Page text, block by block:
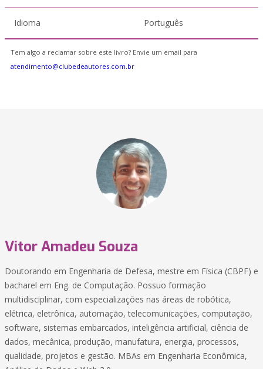
Idioma Português
Tem algo a reclamar sobre este livro? Envie um email para
atendimento@clubedeautores.com.br
Vitor Amadeu Souza
Doutorando em Engenharia de Defesa, mestre em Física (CBPF) e
bacharel em Eng. de Computação. Possuo formação
multidisciplinar, com especializações nas áreas de robótica,
elétrica, eletrônica, automação, telecomunicações, computação,
software, sistemas embarcados, inteligência artificial, ciência de
dados, mecânica, produção, manufatura, energia, processos,
qualidade, projetos e gestão. MBAs em Engenharia Econômica,